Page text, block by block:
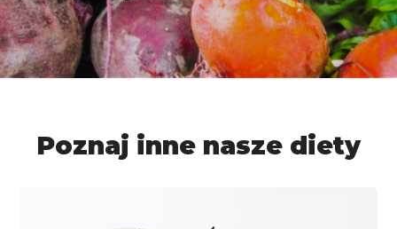
Poznaj inne nasze diety